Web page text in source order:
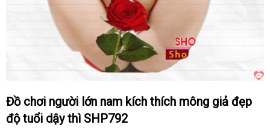
Đồ chơi người lớn nam kích thích mông giả đẹp
độ tuổi dậy thì SHP792